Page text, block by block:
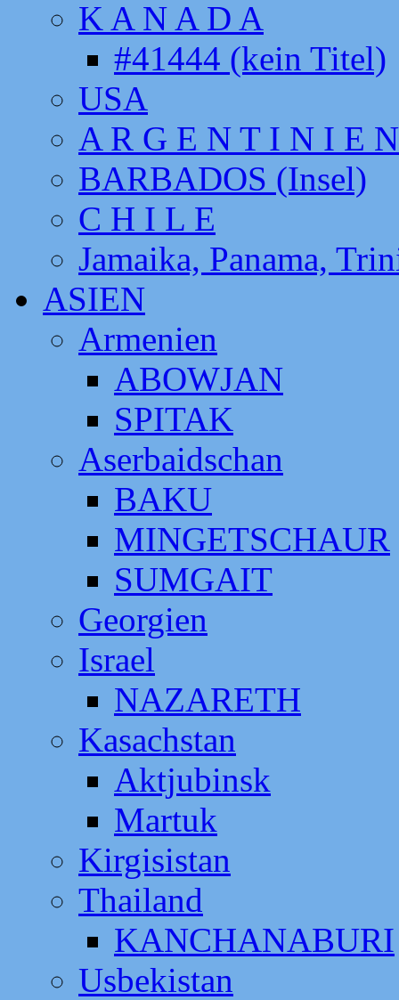
K A N A D A
#41444 (kein Titel)
USA
A R G E N T I N I E N
BARBADOS (Insel)
C H I L E
Jamaika, Panama,
ASIEN
Armenien
ABOWJAN
SPITAK
Aserbaidschan
BAKU
MINGETSCHAUR
SUMGAIT
Georgien
Israel
NAZARETH
Kasachstan
Aktjubinsk
Martuk
Kirgisistan
Thailand
KANCHANABURI
Usbekistan